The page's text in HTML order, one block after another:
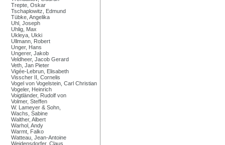
Trepte, Oskar
Tschaplowitz, Edmund
Tübke, Angelika
Uhl, Joseph
Uhlig, Max
Ukleya, Ukki
Ullmann, Robert
Unger, Hans
Ungerer, Jakob
Veldheer, Jacob Gerard
Veth, Jan Pieter
Vigée-Lebrun, Elisabeth
Visscher II, Cornelis
Vogel von Vogelstein, Carl Christian
Vogeler, Heinrich
Voigtländer, Rudolf von
Volmer, Steffen
W. Lameyer & Sohn,
Wachs, Sabine
Walther, Albert
Warhol, Andy
Warmt, Falko
Watteau, Jean-Antoine
Weidensdorfer, Claus